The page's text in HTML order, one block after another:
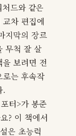
드와 같은
차 편집에
지막의 장르
무척 잘 살
보려면 전
로는 후속작
.
터>가 봉준
? 이 책에서
은 초능력